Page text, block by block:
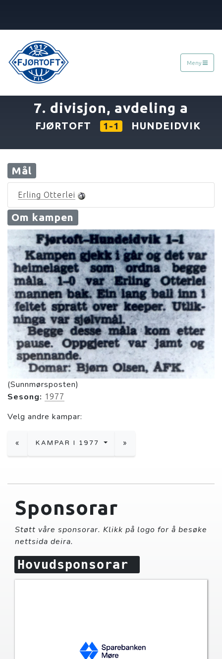
Meny
7. divisjon, avdeling a
FJØRTOFT 1-1 HUNDEIDVIK
Mål
Erling Otterlei
Om kampen
(Sunnmørsposten)
Sesong: 1977
Velg andre kampar:
« KAMPAR I 1977 »
Sponsorar
Støtt våre sponsorar. Klikk på logo for å besøke
nettsida deira.
Hovudsponsorar